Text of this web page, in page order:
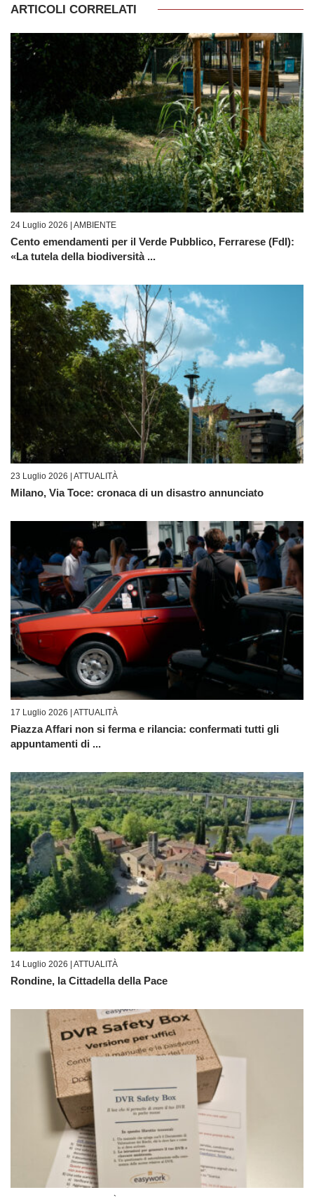
ARTICOLI CORRELATI
24 Luglio 2026 | AMBIENTE
Cento emendamenti per il Verde Pubblico, Ferrarese (FdI):
«La tutela della biodiversità ...
23 Luglio 2026 | ATTUALITÀ
Milano, Via Toce: cronaca di un disastro annunciato
17 Luglio 2026 | ATTUALITÀ
Piazza Affari non si ferma e rilancia: confermati tutti gli
appuntamenti di ...
14 Luglio 2026 | ATTUALITÀ
Rondine, la Cittadella della Pace